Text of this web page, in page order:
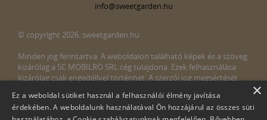
info@sweetgarden.hu
© copyright 2026. sweetgarden.hu
Minden jog fenntartva. A weboldalon található képek és a szöveg
kizárólag a SC MOBILRO SRL cég tulajdona. Ezek felhasználása
kizárólag csak engedéllyel történhet. A szerzői jog megsértését
megsértését észlelné, kérjük, jelezze ezt felénk a következő e-mail
címen:info@sweetgarden.hu
×
Ez a weboldal sütiket használ a felhasználói élmény javítása
érdekében. A weboldalunk használatával Ön hozzájárul az összes süti